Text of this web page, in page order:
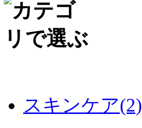
スキンケア(2)